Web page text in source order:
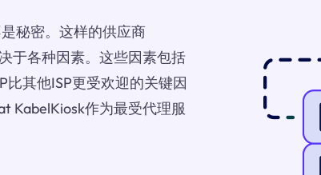
秘密。这样的供应商
于各种因素。这些因素包括
其他ISP更受欢迎的关键因
KabelKiosk作为最受代理服